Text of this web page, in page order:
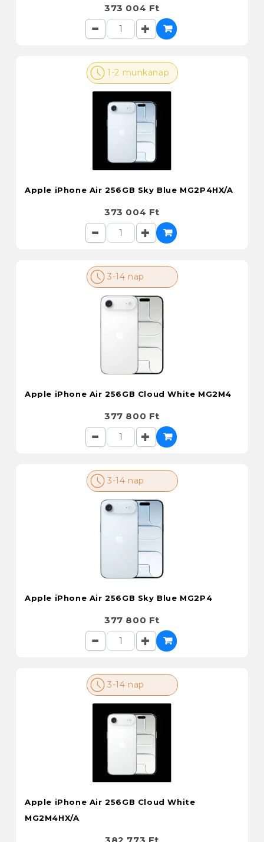
373 004 Ft
1-2 munkanap
Apple iPhone Air 256GB Sky Blue MG2P4HX/A
373 004 Ft
3-14 nap
Apple iPhone Air 256GB Cloud White MG2M4
377 800 Ft
3-14 nap
Apple iPhone Air 256GB Sky Blue MG2P4
377 800 Ft
3-14 nap
Apple iPhone Air 256GB Cloud White
MG2M4HX/A